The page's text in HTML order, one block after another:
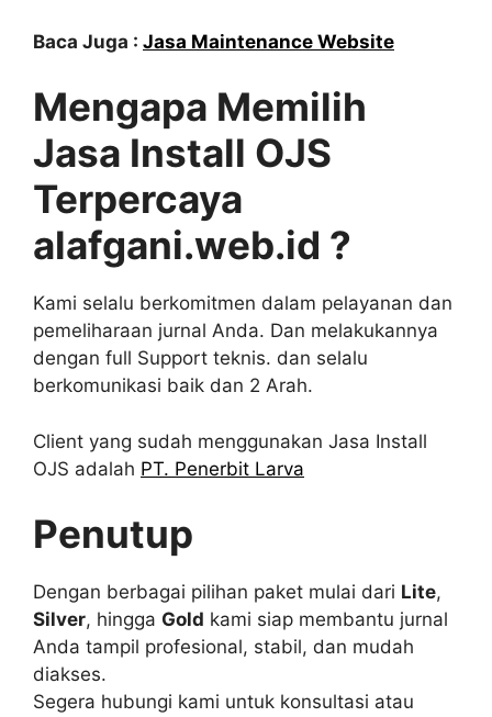
Baca Juga : Jasa Maintenance Website
Mengapa Memilih
Jasa Install OJS
Terpercaya
alafgani.web.id ?
Kami selalu berkomitmen dalam pelayanan dan
pemeliharaan jurnal Anda. Dan melakukannya
dengan full Support teknis. dan selalu
berkomunikasi baik dan 2 Arah.
Client yang sudah menggunakan Jasa Install
OJS adalah PT. Penerbit Larva
Penutup
Dengan berbagai pilihan paket mulai dari Lite,
Silver, hingga Gold kami siap membantu jurnal
Anda tampil profesional, stabil, dan mudah
diakses.
Segera hubungi kami untuk konsultasi atau